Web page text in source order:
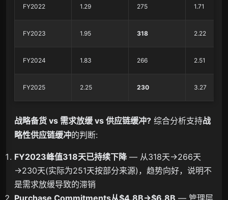
FY2022 1.29 275 1.71
FY2023 1.95 318 2.22
FY2024 1.83 266 2.51
FY2025 2.25 230 3.27
战略备货 vs 需求放缓 vs 供应链缓冲? 综合分析支持战
略性供应链缓冲的判断:
FY2023峰值318天已持续下降— 从318天→266天
→230天(实际为251天按部分来源)，趋势向好，说明不
是需求放缓导致的滞销
Purchase Commitments从$4.8B→$6.8B — 管理层